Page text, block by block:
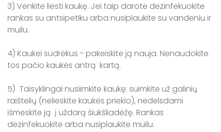
3) Venkite liesti kaukę. Jei taip darote dezinfekuokite
rankas su antsipetiku arba nusiplaukite su vandeniu ir
muilu.
4) Kaukei sudrėkus - pakeiskite ją nauja. Nenaudokite
tos pačio kaukės antrą kartą.
5) Taisyklingai nusiimkite kaukę: suimkite už galinių
raištelių (nelieskite kaukės priekio), nedelsdami
išmeskite ją į uždarą šiukšliadėžę. Rankas
dezinfekuokite arba nusiplaukite muilu.